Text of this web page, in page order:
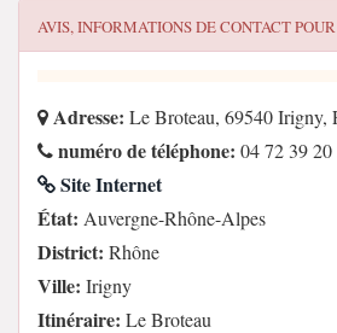
AVIS, INFORMATIONS DE CONTACT POUR
Adresse: Le Broteau, 69540 Irigny,
numéro de téléphone: 04 72 39 20
Site Internet
État: Auvergne-Rhône-Alpes
District: Rhône
Ville: Irigny
Itinéraire: Le Broteau